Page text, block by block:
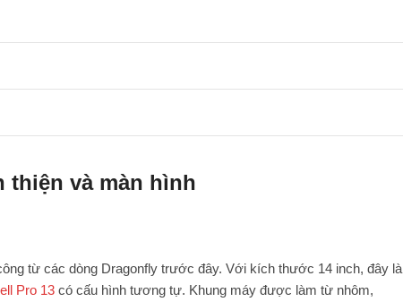
thiện và màn hình
từ các dòng Dragonfly trước đây. Với kích thước 14 inch, đây là
Pro 13 có cấu hình tương tự. Khung máy được làm từ nhôm,